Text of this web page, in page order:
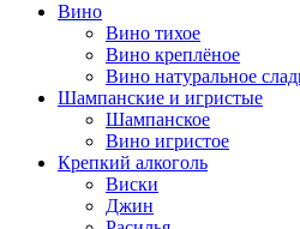
Вино
Вино тихое
Вино креплёное
Вино натуральное
Шампанские и игристые
Шампанское
Вино игристое
Крепкий алкоголь
Виски
Джин